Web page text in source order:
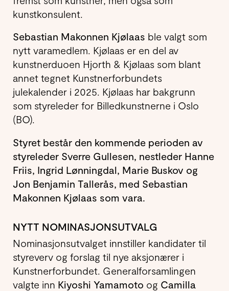
kunstkonsulent.
Sebastian Makonnen Kjølaas ble valgt som
nytt varamedlem. Kjølaas er en del av
kunstnerduoen Hjorth & Kjølaas som blant
annet tegnet Kunstnerforbundets
julekalender i 2025. Kjølaas har bakgrunn
som styreleder for Billedkunstnerne i Oslo
(BO).
Styret består den kommende perioden av
styreleder Sverre Gullesen, nestleder Hanne
Friis, Ingrid Lønningdal, Marie Buskov og
Jon Benjamin Tallerås, med Sebastian
Makonnen Kjølaas som vara.
NYTT NOMINASJONSUTVALG
Nominasjonsutvalget innstiller kandidater til
styreverv og forslag til nye aksjonærer i
Kunstnerforbundet. Generalforsamlingen
valgte inn Kiyoshi Yamamoto og Camilla